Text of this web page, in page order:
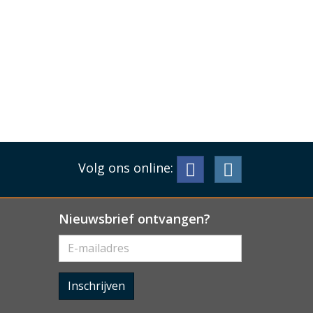
Volg ons online:
Nieuwsbrief ontvangen?
Inschrijven